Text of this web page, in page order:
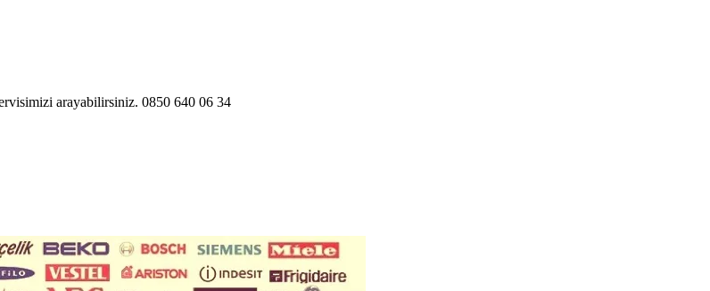
arayabilirsiniz. 0850 640 06 34